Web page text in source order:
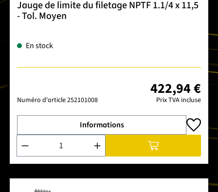
Jauge de limite du filetage NPTF 1.1/4 x 11,5
- Tol. Moyen
En stock
Numéro d'article252101008
422,94 €
Prix TVA incluse
Informations
Quantité de produit : Entrez la quantité souhaitée ou